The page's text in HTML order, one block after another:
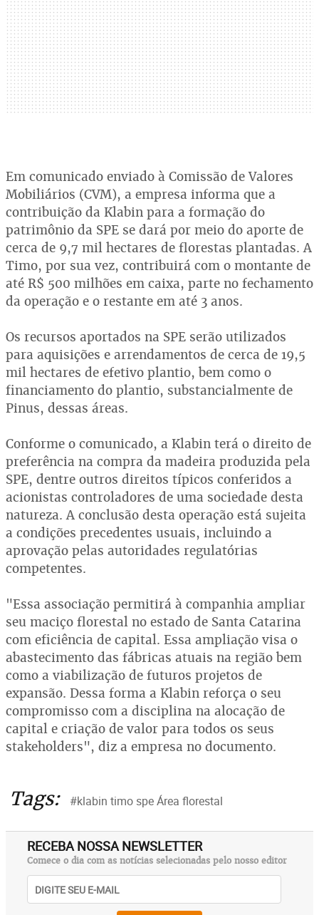
Em comunicado enviado à Comissão de Valores
Mobiliários (CVM), a empresa informa que a
contribuição da Klabin para a formação do
patrimônio da SPE se dará por meio do aporte de
cerca de 9,7 mil hectares de florestas plantadas. A
Timo, por sua vez, contribuirá com o montante de
até R$ 500 milhões em caixa, parte no fechamento
da operação e o restante em até 3 anos.
Os recursos aportados na SPE serão utilizados
para aquisições e arrendamentos de cerca de 19,5
mil hectares de efetivo plantio, bem como o
financiamento do plantio, substancialmente de
Pinus, dessas áreas.
Conforme o comunicado, a Klabin terá o direito de
preferência na compra da madeira produzida pela
SPE, dentre outros direitos típicos conferidos a
acionistas controladores de uma sociedade desta
natureza. A conclusão desta operação está sujeita
a condições precedentes usuais, incluindo a
aprovação pelas autoridades regulatórias
competentes.
"Essa associação permitirá à companhia ampliar
seu maciço florestal no estado de Santa Catarina
com eficiência de capital. Essa ampliação visa o
abastecimento das fábricas atuais na região bem
como a viabilização de futuros projetos de
expansão. Dessa forma a Klabin reforça o seu
compromisso com a disciplina na alocação de
capital e criação de valor para todos os seus
stakeholders", diz a empresa no documento.
Tags: #klabin timo spe Área florestal
RECEBA NOSSA NEWSLETTER
Comece o dia com as notícias selecionadas pelo nosso editor